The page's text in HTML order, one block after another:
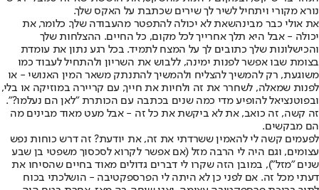
נורא מקורי ויתחיל לשיר לך שירים שכתבת על האקס שלך.
את אולי כבר מבינהשאת לא יכולה להתפטר מהעבודה שלך. כלומר, את
יכולה - אבל היא תלך אחרייך לכל מקום, כל החיים. ההצלחות שלך
והכישלונות שלך כתובים לך על המצח לתמיד. בכל רגע נתון את עומדת
בצומת שבו אפשר לפנות ימינה, ללבוש את השריון ולהתחיל לעבוד כמו
משוגעת, רק להמשיך להצליח ולהמשיך להתנתק משאר המין האנושי - או
לפנות שמאלה, לשחרר את זה ולחיות את חייך, עם קריירה במוזיקה או בלי,
ובפוטנציאל להופיע מדי כמה שנים בכתבה עם הכותרת "לאן הם נעלמו?".
זה קשה, זה כואב, את לא ביקשת את כל זה - אבל מעט מאוד מבינים מה
הם מבקשים.
לפעמים קשה לי להאמין ששרדתי את זה, את יודעת? זה דרש כוחות נפש
עצומים, וגם היה לי הרבה מזל (אם אפשר לקרוא לסכסוך משפטי בן שבע
שנים "מזל"), במובן הזה שקרו לי דברים גדולים מאוד בחיים שהסיחו את
דעתי מכל זה. אם לפני כן לא היתה לי הפרספקטיבה - הושלכתי בכוח